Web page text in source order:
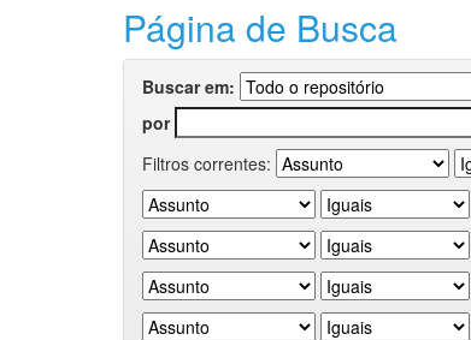
Página de Busca
Buscar em:
por
Filtros correntes: